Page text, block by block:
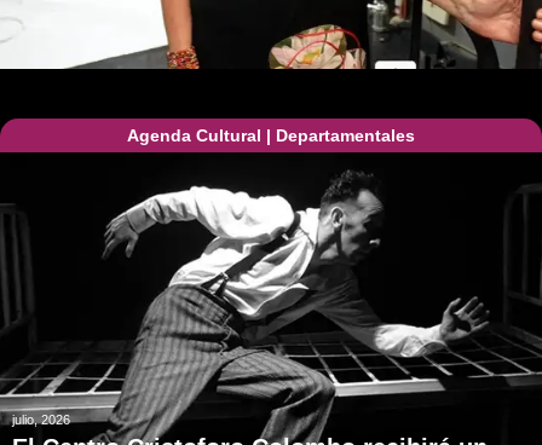
Agenda Cultural | Departamentales
julio, 2026